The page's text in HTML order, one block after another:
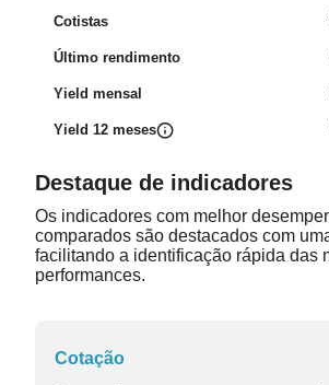
Cotistas
Último rendimento
Yield mensal
Yield 12 meses
Destaque de indicadores
Os indicadores com melhor
comparados são destacados com
facilitando a identificação rápida das
performances.
Cotação